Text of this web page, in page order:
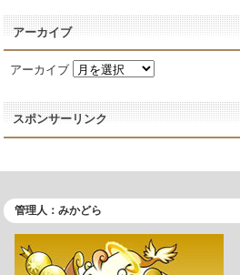
アーカイブ
アーカイブ
スポンサーリンク
管理人：みかどら